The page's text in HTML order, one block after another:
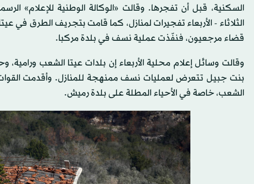
السكنية، قبل أن تفجرها. وقالت «الوكالة الوطنية للإعلام»
الثلاثاء - الأربعاء تفجيرات لمنازل، كما قامت بتجريف الطرق
قضاء مرجعيون، فنفّذت عملية نسف في بلدة مركبا.
وقالت وسائل إعلام محلية الأربعاء إن بلدات عيتا الشعب ورامية،
بنت جبيل تتعرض لعمليات نسف ممنهجة للمنازل. وأقدمت القوات
الشعب، خاصة في الأحياء المطلة على بلدة رميش.